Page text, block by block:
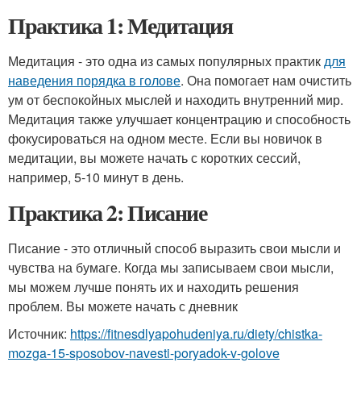
Практика 1: Медитация
Медитация - это одна из самых популярных практикдля
наведения порядка в голове. Она помогает нам очистить
ум от беспокойных мыслей и находить внутренний мир.
Медитация также улучшает концентрацию и способность
фокусироваться на одном месте. Если вы новичок в
медитации, вы можете начать с коротких сессий,
например, 5-10 минут в день.
Практика 2: Писание
Писание - это отличный способ выразить свои мысли и
чувства на бумаге. Когда мы записываем свои мысли,
мы можем лучше понять их и находить решения
проблем. Вы можете начать с дневник
Источник: https://fitnesdlyapohudeniya.ru/diety/chistka-
mozga-15-sposobov-navesti-poryadok-v-golove